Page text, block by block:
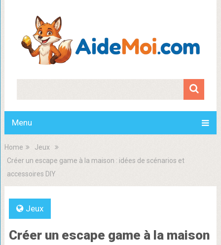
Menu
Home
Jeux
Créer un escape game à la maison : idées de scénarios et
accessoires DIY
Jeux
Créer un escape game à la maison